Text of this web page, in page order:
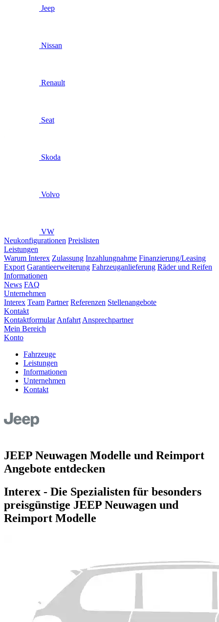
Jeep
Nissan
Renault
Seat
Skoda
Volvo
VW
Neukonfigurationen Preislisten
Leistungen
Warum Interex Zulassung Inzahlungnahme Finanzierung/Leasing
Export Garantieerweiterung Fahrzeuganlieferung Räder und Reifen
Informationen
News FAQ
Unternehmen
Interex Team Partner Referenzen Stellenangebote
Kontakt
Kontaktformular Anfahrt Ansprechpartner
Mein Bereich
Konto
Fahrzeuge
Leistungen
Informationen
Unternehmen
Kontakt
JEEP Neuwagen Modelle und Reimport
Angebote entdecken
Interex - Die Spezialisten für besonders
preisgünstige JEEP Neuwagen und
Reimport Modelle